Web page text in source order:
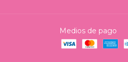
Medios de pago